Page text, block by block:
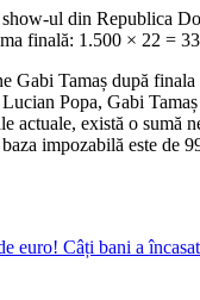
ul din Republica
finală: 1.500 × 22 =
Gabi Tamaș după
Popa, Gabi
actuale, există o sumă
impozabilă este de
euro! Câți bani a